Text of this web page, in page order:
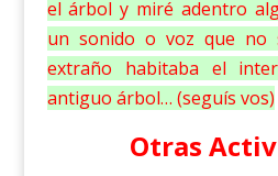
el árbol y miré adentro
un sonido o voz que no
extraño habitaba el
antiguo árbol… (seguís vos)
Otras